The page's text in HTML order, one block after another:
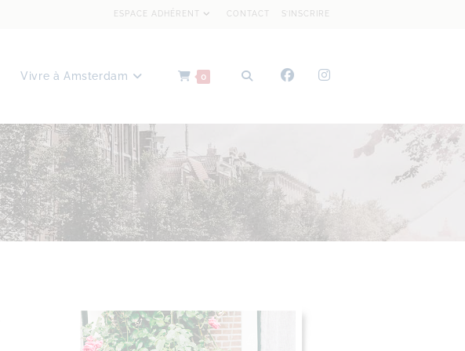
ESPACE ADHÉRENT CONTACT S’INSCRIRE
Vivre à Amsterdam 0